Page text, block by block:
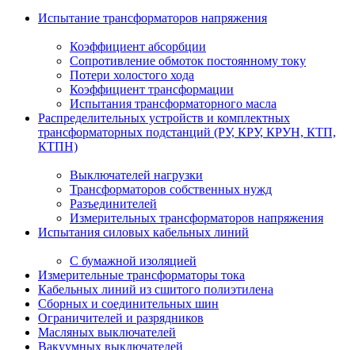
Испытание трансформаторов напряжения
Коэффициент абсорбции
Сопротивление обмоток постоянному току
Потери холостого хода
Коэффициент трансформации
Испытания трансформаторного масла
Распределительных устройств и комплектных
трансформаторных подстанций (РУ, КРУ, КРУН, КТП,
КТПН)
Выключателей нагрузки
Трансформаторов собственных нужд
Разъединителей
Измерительных трансформаторов напряжения
Испытания силовых кабельных линий
С бумажной изоляцией
Измерительные трансформаторы тока
Кабельных линий из сшитого полиэтилена
Сборных и соединительных шин
Ограничителей и разрядников
Масляных выключателей
Вакуумных выключателей